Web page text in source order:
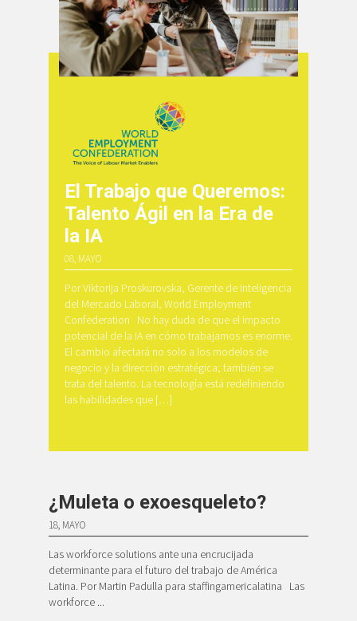
El Trabajo que Queremos:
Talento Ágil en la Era de
la IA
08, MAYO
Por Viktorija Proskurovska, Gerente de Inteligencia
del Mercado Laboral, World Employment
Confederation No hay duda de que el impacto
potencial de la IA en cómo trabajamos es enorme.
El cambio afectará no solo a los modelos de
negocio y la dirección estratégica; también se
trata del talento. La tecnología está redefiniendo
las habilidades que […]
¿Muleta o exoesqueleto?
18, MAYO
Las workforce solutions ante una encrucijada
determinante para el futuro del trabajo de América
Latina. Por Martin Padulla para staffingamericalatina Las
workforce ...